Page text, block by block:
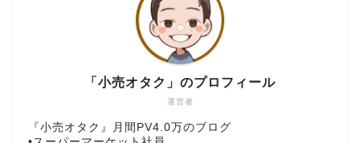
運営者
「小売オタク」のプロフィール
『小売オタク』月間PV4.0万のブログ